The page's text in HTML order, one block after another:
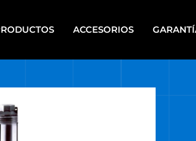
ACCESORIOS